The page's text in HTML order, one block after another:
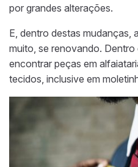
por grandes alterações.
E, dentro destas mudanças,
muito, se renovando.
encontrar peças em
tecidos, inclusive em